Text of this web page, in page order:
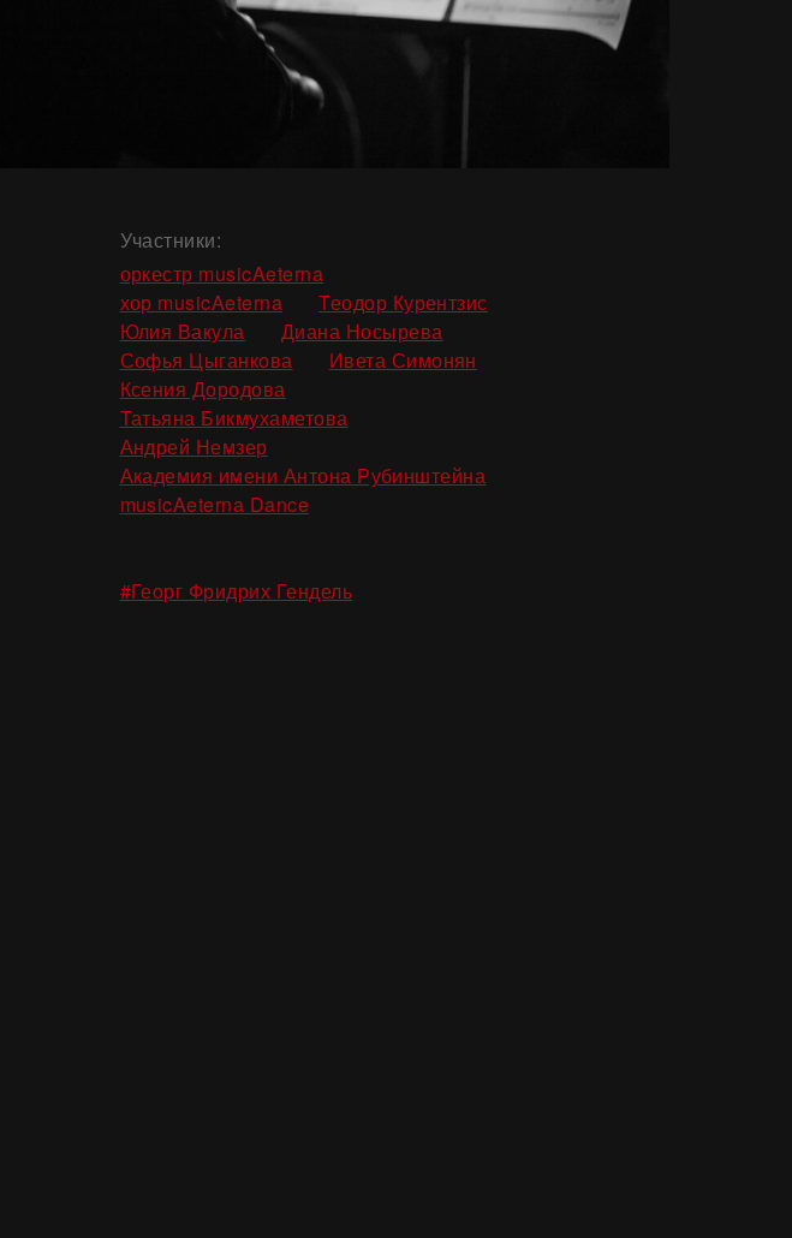
Участники:
оркестр musicAeterna
хор musicAeterna
,Теодор Курентзис
Юлия Вакула
,Диана Носырева
Софья Цыганкова
,Ивета Симонян
Ксения Дородова
Татьяна Бикмухаметова
Андрей Немзер
Академия имени Антона Рубинштейна
musicAeterna Dance
#Георг Фридрих Гендель